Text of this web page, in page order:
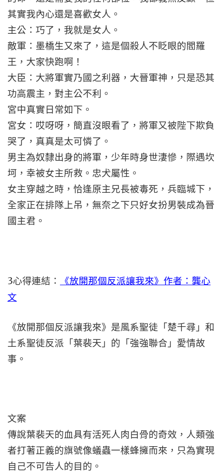
其實我內心還是喜歡女人。
主公：巧了，我就是女人。
敵軍：墨橋生又來了，這是個殺人不眨眼的閻羅
王，大家快跑啊！
大臣：大將軍實乃國之利器，大晉軍神，只是恐其
功高震主，對主公不利。
宮中真實日常如下。
宮女：哎呀呀，簡直沒眼看了，將軍又被陛下欺負
哭了，真真是太可憐了。
男主為奴隸出身的將軍，少年時身世淒慘，際遇坎
坷，幸被女主所救。忠犬屬性。
女主穿越之時，恰逢原主兄長被毒死，兵臨城下，
全家正在排隊上吊，無奈之下只好女扮男裝成為晉
國主君。
3心得連結：
《放開那個反派讓我來》作者：龔心
文
《放開那個反派讓我來》是風系聖徒「楚千尋」和
土系聖徒反派「葉裴天」的「強強聯合」愛情故
事。
文案
傳說葉裴天的血具有活死人肉白骨的奇效，人類強
者打著正義的旗號像蟻蟲一樣蜂擁而來，只為實現
自己不可告人的目的。